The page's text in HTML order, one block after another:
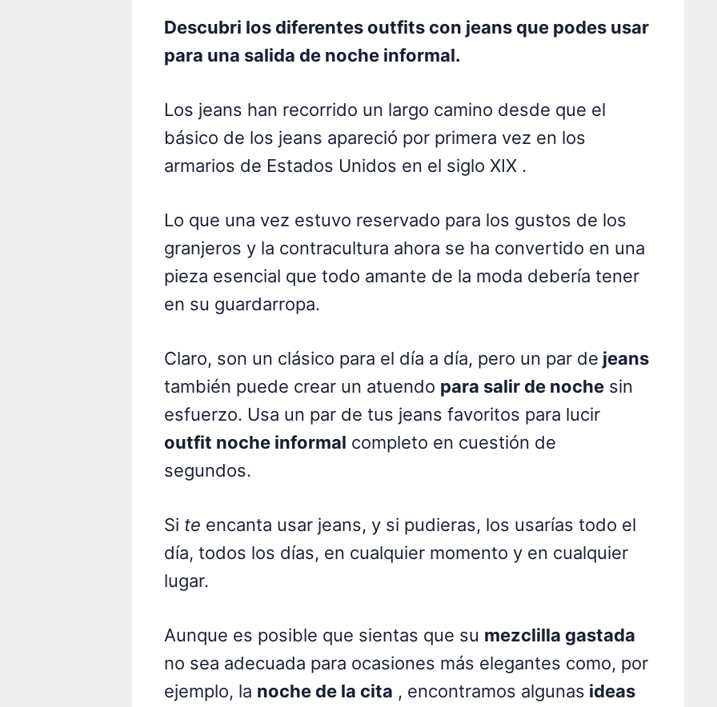
Descubri los diferentes outfits con jeans que podes usar
para una salida de noche informal.
Los jeans han recorrido un largo camino desde que el
básico de los jeans apareció por primera vez en los
armarios de Estados Unidos en el siglo XIX .
Lo que una vez estuvo reservado para los gustos de los
granjeros y la contracultura ahora se ha convertido en una
pieza esencial que todo amante de la moda debería tener
en su guardarropa.
Claro, son un clásico para el día a día, pero un par de jeans
también puede crear un atuendo para salir de nochesin
esfuerzo. Usa un par de tus jeans favoritos para lucir
outfit noche informal completo en cuestión de
segundos.
Si te encanta usar jeans, y si pudieras, los usarías todo el
día, todos los días, en cualquier momento y en cualquier
lugar.
Aunque es posible que sientas que su mezclilla gastada
no sea adecuada para ocasiones más elegantes como, por
ejemplo, la noche de la cita , encontramos algunas ideas